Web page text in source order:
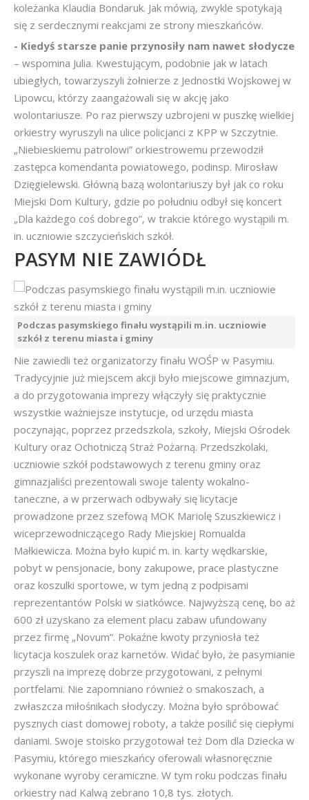
koleżanka Klaudia Bondaruk. Jak mówią, zwykle spotykają
się z serdecznymi reakcjami ze strony mieszkańców.
- Kiedyś starsze panie przynosiły nam nawet słodycze
– wspomina Julia. Kwestującym, podobnie jak w latach
ubiegłych, towarzyszyli żołnierze z Jednostki Wojskowej w
Lipowcu, którzy zaangażowali się w akcję jako
wolontariusze. Po raz pierwszy uzbrojeni w puszkę wielkiej
orkiestry wyruszyli na ulice policjanci z KPP w Szczytnie.
„Niebieskiemu patrolowi” orkiestrowemu przewodził
zastępca komendanta powiatowego, podinsp. Mirosław
Dzięgielewski. Główną bazą wolontariuszy był jak co roku
Miejski Dom Kultury, gdzie po południu odbył się koncert
„Dla każdego coś dobrego”, w trakcie którego wystąpili m.
in. uczniowie szczycieńskich szkół.
PASYM NIE ZAWIÓDŁ
Podczas pasymskiego finału wystąpili m.in. uczniowie
szkół z terenu miasta i gminy
Nie zawiedli też organizatorzy finału WOŚP w Pasymiu.
Tradycyjnie już miejscem akcji było miejscowe gimnazjum,
a do przygotowania imprezy włączyły się praktycznie
wszystkie ważniejsze instytucje, od urzędu miasta
poczynając, poprzez przedszkola, szkoły, Miejski Ośrodek
Kultury oraz Ochotniczą Straż Pożarną. Przedszkolaki,
uczniowie szkół podstawowych z terenu gminy oraz
gimnazjaliści prezentowali swoje talenty wokalno-
taneczne, a w przerwach odbywały się licytacje
prowadzone przez szefową MOK Mariolę Szuszkiewicz i
wiceprzewodniczącego Rady Miejskiej Romualda
Małkiewicza. Można było kupić m. in. karty wędkarskie,
pobyt w pensjonacie, bony zakupowe, prace plastyczne
oraz koszulki sportowe, w tym jedną z podpisami
reprezentantów Polski w siatkówce. Najwyższą cenę, bo aż
600 zł uzyskano za element placu zabaw ufundowany
przez firmę „Novum”. Pokaźne kwoty przyniosła też
licytacja koszulek oraz karnetów. Widać było, że pasymianie
przyszli na imprezę dobrze przygotowani, z pełnymi
portfelami. Nie zapomniano również o smakoszach, a
zwłaszcza miłośnikach słodyczy. Można było spróbować
pysznych ciast domowej roboty, a także posilić się ciepłymi
daniami. Swoje stoisko przygotował też Dom dla Dziecka w
Pasymiu, którego mieszkańcy oferowali własnoręcznie
wykonane wyroby ceramiczne. W tym roku podczas finału
orkiestry nad Kalwą zebrano 10,8 tys. złotych.